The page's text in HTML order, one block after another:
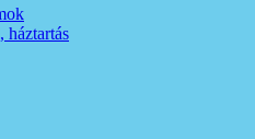
háztartás